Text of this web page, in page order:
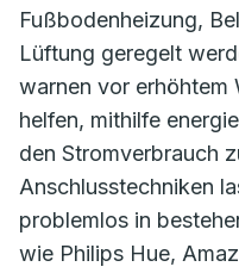
Fußbodenheizung,
Lüftung geregelt
warnen vor erhöhtem
helfen, mithilfe
den Stromverbrauch
Anschlusstechniken
problemlos in
wie Philips Hue,